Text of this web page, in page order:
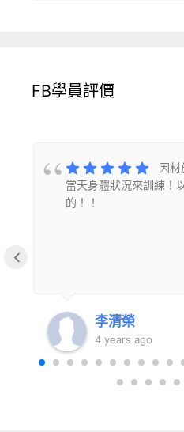
FB學員評價
因材
當天身體狀況來訓練！
的！！
李清榮
4 years ago
‹